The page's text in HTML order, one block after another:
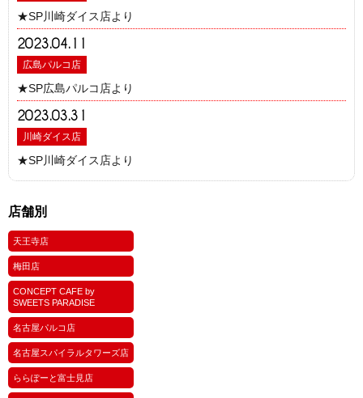
★SP川崎ダイス店より
2023.04.11
広島パルコ店
★SP広島パルコ店より
2023.03.31
川崎ダイス店
★SP川崎ダイス店より
店舗別
天王寺店
梅田店
CONCEPT CAFE by
SWEETS PARADISE
名古屋パルコ店
名古屋スパイラルタワーズ店
ららぽーと富士見店